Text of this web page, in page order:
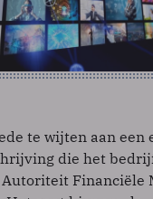
te wijten aan een
die het
Financiële